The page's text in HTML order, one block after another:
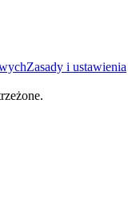
Zasady i ustawienia